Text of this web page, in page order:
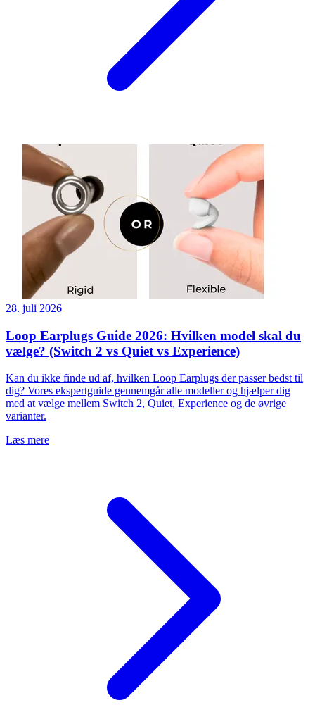
28. juli 2026
Loop Earplugs Guide 2026: Hvilken model skal du
vælge? (Switch 2 vs Quiet vs Experience)
Kan du ikke finde ud af, hvilken Loop Earplugs der passer bedst til
dig? Vores ekspertguide gennemgår alle modeller og hjælper dig
med at vælge mellem Switch 2, Quiet, Experience og de øvrige
varianter.
Læs mere